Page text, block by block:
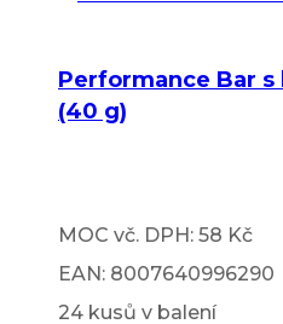
Performance Bar
(40 g)
MOC vč. DPH: 58 Kč
EAN: 8007640996290
24 kusů v balení